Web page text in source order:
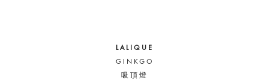
LALIQUE
GINKGO
吸頂燈